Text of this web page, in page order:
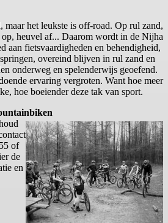
het leukste is off-road. Op rul zand,
heuvel af... Daarom wordt in de Nijha
aan fietsvaardigheden en behendigheid,
overeind blijven in rul zand en
onderweg en spelenderwijs geoefend.
ervaring vergroten. Want hoe meer
hoe boeiender deze tak van sport.
of
de
en